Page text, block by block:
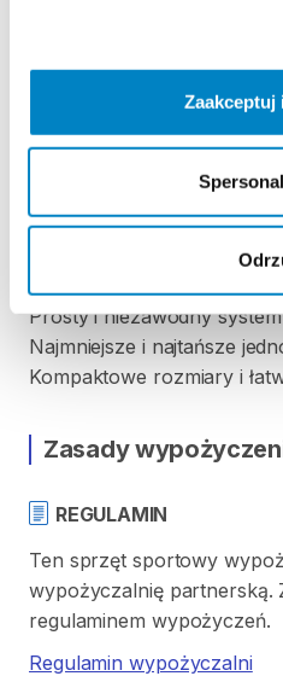
Zaakceptuj
Ergonomiczny kształt w
ogromny
Niesamowita wygoda
kamizelki
PRODUCT SERVICE GMBH
Prosty i niezawodny system
Najmniejsze i najtańsze
Kompaktowe rozmiary i
Zasady
REGULAMIN
Ten sprzęt sportowy
wypożyczalnię partnerską.
regulaminem wypożyczeń.
Regulamin wypożyczalni